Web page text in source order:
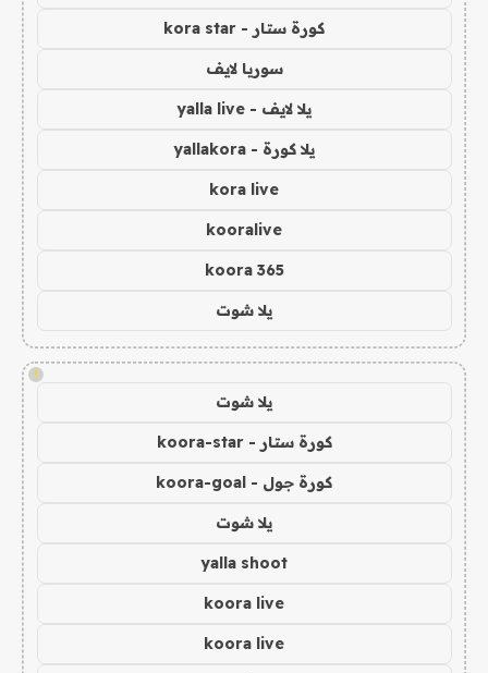
كورة ستار - kora star
سوريا لايف
يلا لايف - yalla live
يلا كورة - yallakora
kora live
kooralive
koora 365
يلا شوت
!
يلا شوت
كورة ستار - koora-star
كورة جول - koora-goal
يلا شوت
yalla shoot
koora live
koora live